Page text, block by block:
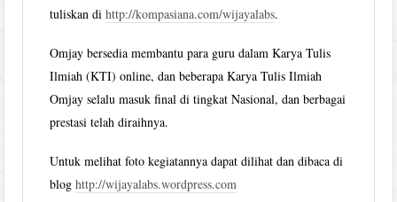
tuliskan dihttp://kompasiana.com/wijayalabs.
Omjay bersedia membantu para guru dalam Karya Tulis
Ilmiah (KTI) online, dan beberapa Karya Tulis Ilmiah
Omjay selalu masuk final di tingkat Nasional, dan berbagai
prestasi telah diraihnya.
Untuk melihat foto kegiatannya dapat dilihat dan dibaca di
bloghttp://wijayalabs.wordpress.com